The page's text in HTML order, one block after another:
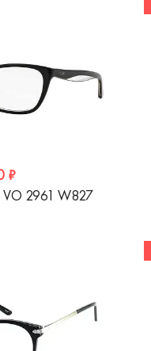
₽
2961 W827